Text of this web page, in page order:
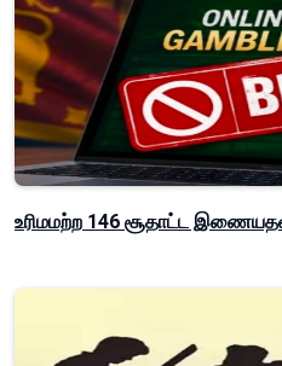
உரிமமற்ற 146 சூதாட்ட